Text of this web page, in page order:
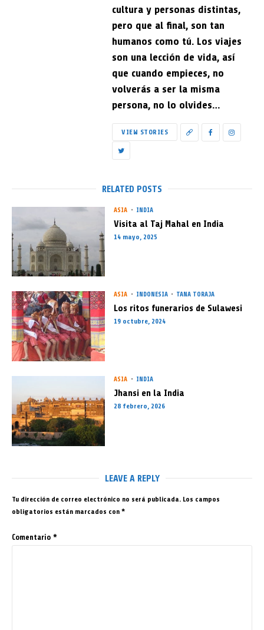
cultura y personas distintas,
pero que al final, son tan
humanos como tú. Los viajes
son una lección de vida, así
que cuando empieces, no
volverás a ser la misma
persona, no lo olvides…
VIEW STORIES
RELATED POSTS
ASIA INDIA
Visita al Taj Mahal en India
14 mayo, 2025
ASIA INDONESIA TANA TORAJA
Los ritos funerarios de Sulawesi
19 octubre, 2024
ASIA INDIA
Jhansi en la India
28 febrero, 2026
LEAVE A REPLY
Tu dirección de correo electrónico no será publicada. Los campos
obligatorios están marcados con *
Comentario *